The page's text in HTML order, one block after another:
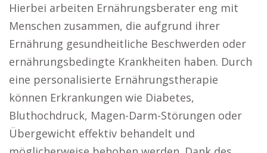
Hierbei arbeiten Ernährungsberater eng mit
Menschen zusammen, die aufgrund ihrer
Ernährung gesundheitliche Beschwerden oder
ernährungsbedingte Krankheiten haben. Durch
eine personalisierte Ernährungstherapie
können Erkrankungen wie Diabetes,
Bluthochdruck, Magen-Darm-Störungen oder
Übergewicht effektiv behandelt und